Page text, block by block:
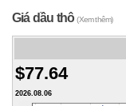
Giá dầu thô(Xem thêm)
$77.64
2026.08.06